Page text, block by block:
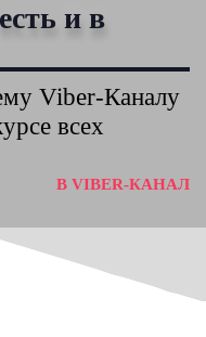
и в
Viber-Каналу
всех
В VIBER-КАНАЛ